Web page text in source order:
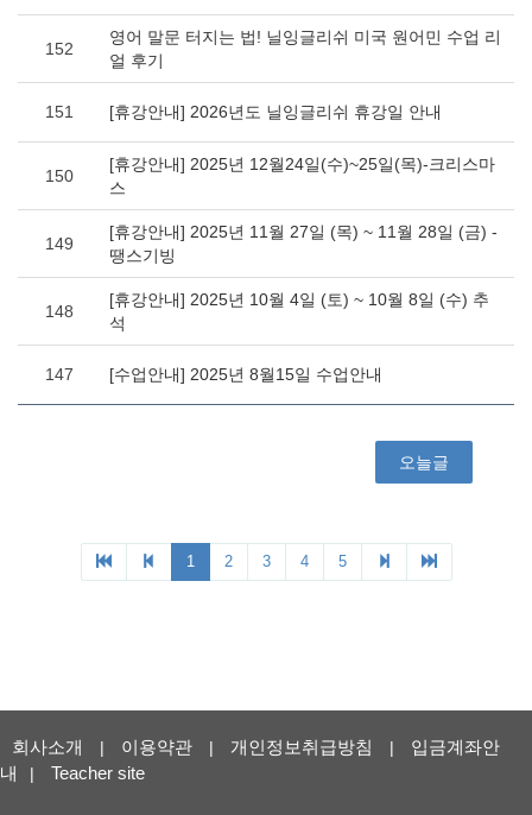
회사소개 | 이용약관 | 개인정보취급방침 |
입금계좌안
내
| Teacher site